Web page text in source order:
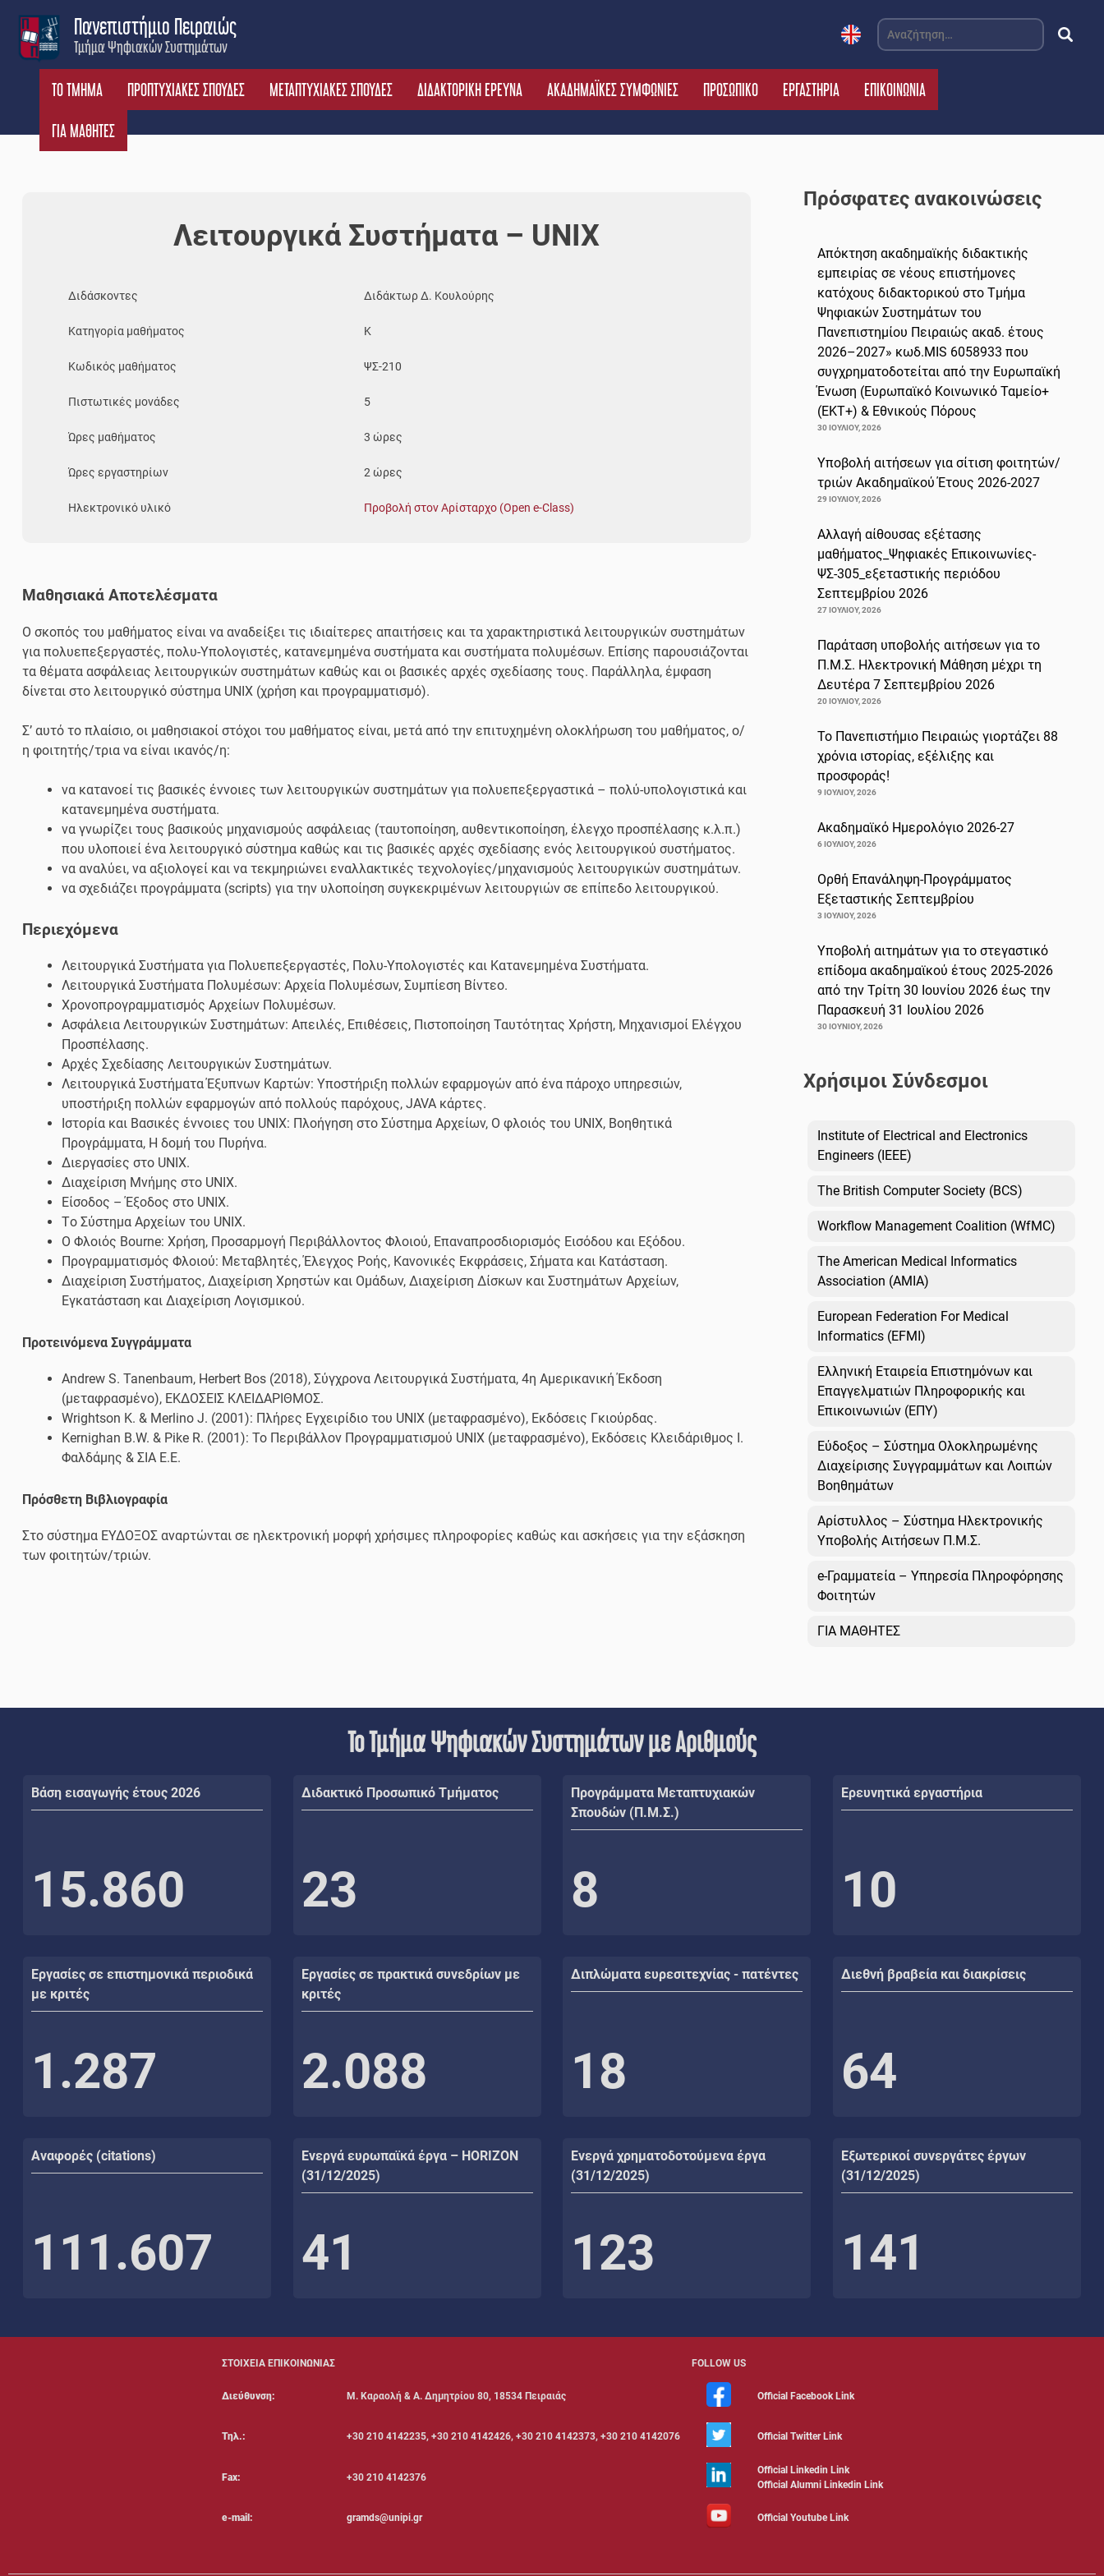
content
Τμήμα Ψηφιακών Συστημάτων
Πανεπιστήμιο Πειραιώς
Αναζήτηση
για:
ΤΟ ΤΜΗΜΑ ΠΡΟΠΤΥΧΙΑΚΕΣ ΣΠΟΥΔΕΣ ΜΕΤΑΠΤΥΧΙΑΚΕΣ ΣΠΟΥΔΕΣ ΔΙΔΑΚΤΟΡΙΚΗ ΕΡΕΥΝΑ ΑΚΑΔΗΜΑΪΚΕΣ ΣΥΜΦΩΝΙΕΣ ΠΡΟΣΩΠΙΚΟ ΕΡΓΑΣΤΗΡΙΑ ΕΠΙΚΟΙΝΩΝΙΑ
ΓΙΑ ΜΑΘΗΤΕΣ
Λειτουργικά Συστήματα – UNIX
Διδάσκοντες Διδάκτωρ Δ. Κουλούρης
Κατηγορία μαθήματος Κ
Κωδικός μαθήματος ΨΣ-210
Πιστωτικές μονάδες 5
Ώρες μαθήματος 3 ώρες
Ώρες εργαστηρίων 2 ώρες
Ηλεκτρονικό υλικό Προβολή στον Αρίσταρχο (Open e-Class)
Μαθησιακά Αποτελέσματα
Ο σκοπός του μαθήματος είναι vα αναδείξει τις ιδιαίτερες απαιτήσεις και τα χαρακτηριστικά λειτουργικών συστημάτων
για πολυεπεξεργαστές, πολυ-Υπολογιστές, κατανεμημένα συστήματα και συστήματα πολυμέσων. Επίσης παρουσιάζονται
τα θέματα ασφάλειας λειτουργικών συστημάτων καθώς και οι βασικές αρχές σχεδίασης τους. Παράλληλα, έμφαση
δίνεται στο λειτουργικό σύστημα UNIX (χρήση και προγραμματισμό).
Σ’ αυτό το πλαίσιο, οι μαθησιακοί στόχοι του μαθήματος είναι, μετά από την επιτυχημένη ολοκλήρωση του μαθήματος, ο/
η φοιτητής/τρια να είναι ικανός/η:
να κατανοεί τις βασικές έννοιες των λειτουργικών συστημάτων για πολυεπεξεργαστικά – πολύ-υπολογιστικά και
κατανεμημένα συστήματα.
να γνωρίζει τους βασικούς μηχανισμούς ασφάλειας (ταυτοποίηση, αυθεντικοποίηση, έλεγχο προσπέλασης κ.λ.π.)
που υλοποιεί ένα λειτουργικό σύστημα καθώς και τις βασικές αρχές σχεδίασης ενός λειτουργικού συστήματος.
να αναλύει, να αξιολογεί και να τεκμηριώνει εναλλακτικές τεχνολογίες/μηχανισμούς λειτουργικών συστημάτων.
να σχεδιάζει προγράμματα (scripts) για την υλοποίηση συγκεκριμένων λειτουργιών σε επίπεδο λειτουργικού.
Περιεχόμενα
Λειτουργικά Συστήματα για Πολυεπεξεργαστές, Πολυ-Υπολογιστές και Κατανεμημένα Συστήματα.
Λειτουργικά Συστήματα Πολυμέσων: Αρχεία Πολυμέσων, Συμπίεση Βίντεο.
Χρονοπρογραμματισμός Αρχείων Πολυμέσων.
Ασφάλεια Λειτουργικών Συστημάτων: Απειλές, Επιθέσεις, Πιστοποίηση Ταυτότητας Χρήστη, Μηχανισμοί Ελέγχου
Προσπέλασης.
Αρχές Σχεδίασης Λειτουργικών Συστημάτων.
Λειτουργικά Συστήματα Έξυπνων Καρτών: Υποστήριξη πολλών εφαρμογών από ένα πάροχο υπηρεσιών,
υποστήριξη πολλών εφαρμογών από πολλούς παρόχους, JAVA κάρτες.
Ιστορία και Βασικές έννοιες του UNIX: Πλοήγηση στο Σύστημα Αρχείων, Ο φλοιός του UNIX, Βοηθητικά
Προγράμματα, Η δομή του Πυρήνα.
Διεργασίες στο UNIX.
Διαχείριση Μνήμης στο UNIX.
Είσοδος – Έξοδος στο UNIX.
Τo Σύστημα Αρχείων του UNIX.
Ο Φλοιός Bourne: Χρήση, Προσαρμογή Περιβάλλοντος Φλοιού, Επαναπροσδιορισμός Εισόδου και Εξόδου.
Προγραμματισμός Φλοιού: Μεταβλητές, Έλεγχος Ροής, Κανονικές Εκφράσεις, Σήματα και Κατάσταση.
Διαχείριση Συστήματος, Διαχείριση Χρηστών και Ομάδων, Διαχείριση Δίσκων και Συστημάτων Αρχείων,
Εγκατάσταση και Διαχείριση Λογισμικού.
Προτεινόμενα Συγγράμματα
Andrew S. Tanenbaum, Herbert Bos (2018), Σύγχρονα Λειτουργικά Συστήματα, 4η Αμερικανική Έκδοση
(μεταφρασμένο), ΕΚΔΟΣΕΙΣ ΚΛΕΙΔΑΡΙΘΜΟΣ.
Wrightson K. & Merlino J. (2001): Πλήρες Εγχειρίδιο του UNIX (μεταφρασμένο), Εκδόσεις Γκιούρδας.
Kernighan B.W. & Pike R. (2001): Το Περιβάλλον Προγραμματισμού UNIX (μεταφρασμένο), Εκδόσεις Κλειδάριθμος Ι.
Φαλδάμης & ΣΙΑ Ε.Ε.
Πρόσθετη Βιβλιογραφία
Στο σύστημα ΕΥΔΟΞΟΣ αναρτώνται σε ηλεκτρονική μορφή χρήσιμες πληροφορίες καθώς και ασκήσεις για την εξάσκηση
των φοιτητών/τριών.
Πρόσφατες ανακοινώσεις
Απόκτηση ακαδημαϊκής διδακτικής
εμπειρίας σε νέους επιστήμονες
κατόχους διδακτορικού στο Τμήμα
Ψηφιακών Συστημάτων του
Πανεπιστημίου Πειραιώς ακαδ. έτους
2026–2027» κωδ.MIS 6058933 που
συγχρηματοδοτείται από την Ευρωπαϊκή
Ένωση (Ευρωπαϊκό Κοινωνικό Ταμείο+
(ΕΚΤ+) & Εθνικούς Πόρους
30 ΙΟΥΛΊΟΥ, 2026
Υποβολή αιτήσεων για σίτιση φοιτητών/
τριών Ακαδημαϊκού Έτους 2026-2027
29 ΙΟΥΛΊΟΥ, 2026
Αλλαγή αίθουσας εξέτασης
μαθήματος_Ψηφιακές Επικοινωνίες-
ΨΣ-305_εξεταστικής περιόδου
Σεπτεμβρίου 2026
27 ΙΟΥΛΊΟΥ, 2026
Παράταση υποβολής αιτήσεων για το
Π.Μ.Σ. Ηλεκτρονική Μάθηση μέχρι τη
Δευτέρα 7 Σεπτεμβρίου 2026
20 ΙΟΥΛΊΟΥ, 2026
Το Πανεπιστήμιο Πειραιώς γιορτάζει 88
χρόνια ιστορίας, εξέλιξης και
προσφοράς!
9 ΙΟΥΛΊΟΥ, 2026
Ακαδημαϊκό Ημερολόγιο 2026-27
6 ΙΟΥΛΊΟΥ, 2026
Ορθή Επανάληψη-Προγράμματος
Εξεταστικής Σεπτεμβρίου
3 ΙΟΥΛΊΟΥ, 2026
Υποβολή αιτημάτων για το στεγαστικό
επίδομα ακαδημαϊκού έτους 2025-2026
από την Τρίτη 30 Ιουνίου 2026 έως την
Παρασκευή 31 Ιουλίου 2026
30 ΙΟΥΝΊΟΥ, 2026
Χρήσιμοι Σύνδεσμοι
Institute of Electrical and Electronics
Engineers (IEEE)
The British Computer Society (BCS)
Workflow Management Coalition (WfMC)
The American Medical Informatics
Association (AMIA)
European Federation For Medical
Informatics (EFMI)
Ελληνική Εταιρεία Επιστημόνων και
Επαγγελματιών Πληροφορικής και
Επικοινωνιών (ΕΠΥ)
Εύδοξος – Σύστημα Ολοκληρωμένης
Διαχείρισης Συγγραμμάτων και Λοιπών
Βοηθημάτων
Αρίστυλλος – Σύστημα Ηλεκτρονικής
Υποβολής Αιτήσεων Π.Μ.Σ.
e-Γραμματεία – Υπηρεσία Πληροφόρησης
Φοιτητών
ΓΙΑ ΜΑΘΗΤΕΣ
Το Τμήμα Ψηφιακών Συστημάτων με Αριθμούς
Βάση εισαγωγής έτους 2026
15.860
Διδακτικό Προσωπικό Τμήματος
23
Προγράμματα Μεταπτυχιακών
Σπουδών (Π.Μ.Σ.)
8
Ερευνητικά εργαστήρια
10
Εργασίες σε επιστημονικά περιοδικά
με κριτές
1.287
Εργασίες σε πρακτικά συνεδρίων με
κριτές
2.088
Διπλώματα ευρεσιτεχνίας - πατέντες
18
Διεθνή βραβεία και διακρίσεις
64
Αναφορές (citations)
111.607
Ενεργά ευρωπαϊκά έργα – HORIZON
(31/12/2025)
41
Ενεργά χρηματοδοτούμενα έργα
(31/12/2025)
123
Εξωτερικοί συνεργάτες έργων
(31/12/2025)
141
ΣΤΟΙΧΕΙΑ ΕΠΙΚΟΙΝΩΝΙΑΣ FOLLOW US
Διεύθυνση: Μ. Καραολή & Α. Δημητρίου 80, 18534 Πειραιάς Official Facebook Link
Τηλ.: +30 210 4142235, +30 210 4142426, +30 210 4142373, +30 210 4142076 Official Twitter Link
Fax: +30 210 4142376
Official Linkedin Link
Official Alumni Linkedin Link
e-mail: gramds@unipi.gr Official Youtube Link